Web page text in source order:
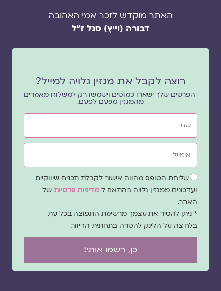
האתר מוקדש לזכר אמי האהובה
דבורה (וייץ) סגל ז"ל
רוצה לקבל את מגזין גלויה למייל?
הפרטים שלך ישארו כמוסים וישמשו רק למשלוח מאמרים
מהמגזין מפעם לפעם.
שם
אימייל
שדה
הסכמה
שליחת הטופס מהווה אישור לקבלת תכנים שיווקיים
ועדכונים ממגזין גלויה בהתאם ל מדיניות פרטיותשל
האתר.
* ניתן להסיר את עצמך מרשימת התפוצה בכל עת
בלחיצה על הלינק להסרה בתחתית הדיוור.
כן, רשמו אותי!